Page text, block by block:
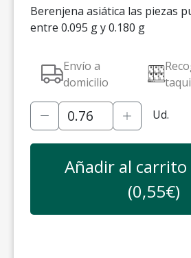
Berenjena asiática las piezas
entre 0.095 g y 0.180 g
Envío a
domicilio
Ud.
Añadir al carrito
(0,55€)